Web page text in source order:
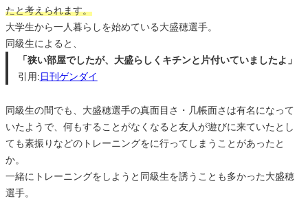
たと考えられます。
大学生から一人暮らしを始めている大盛穂選手。
同級生によると、
「狭い部屋でしたが、大盛らしくキチンと片付いていましたよ」
引用:日刊ゲンダイ
同級生の間でも、大盛穂選手の真面目さ・几帳面さは有名になって
いたようで、何もすることがなくなると友人が遊びに来ていたとし
ても素振りなどのトレーニングをに行ってしまうことがあったと
か。
一緒にトレーニングをしようと同級生を誘うことも多かった大盛穂
選手。